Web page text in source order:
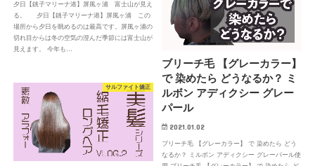
夕日【銚子マリーナ港】屏風ヶ浦 富士山が見え
る。 夕日【銚子マリーナ港】屏風ヶ浦 この
場所から夕日を眺めるのは最高です。屏風ヶ浦の
切れ目からは冬の空気の澄んだ季節には富士山が
見えます。 今年も…
ブリーチ毛 【グレーカラー】
で 染めたら どうなるか？ ミ
ルボン アディクシー グレー
パール
2021.01.02
ブリーチ毛 【グレーカラー】 で 染めたら どう
なるか？ ミルボン アディクシー グレーパール使
サルファイト矯正